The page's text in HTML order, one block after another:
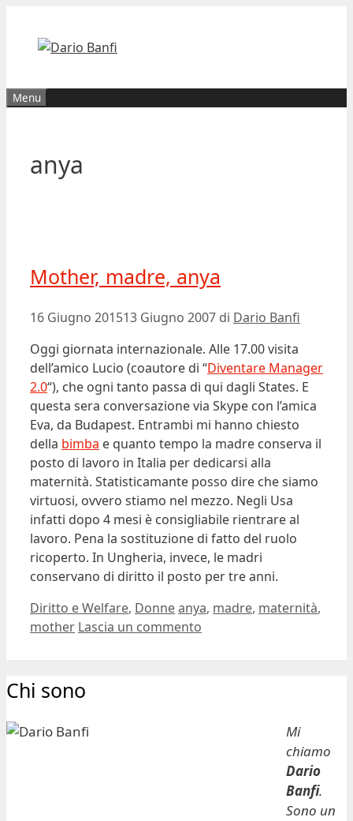
contenuto
Menu
anya
Mother, madre, anya
16 Giugno 201513 Giugno 2007 di Dario Banfi
Oggi giornata internazionale. Alle 17.00 visita
dell’amico Lucio (coautore di “Diventare Manager
2.0“), che ogni tanto passa di qui dagli States. E
questa sera conversazione via Skype con l’amica
Eva, da Budapest. Entrambi mi hanno chiesto
della bimba e quanto tempo la madre conserva il
posto di lavoro in Italia per dedicarsi alla
maternità. Statisticamante posso dire che siamo
virtuosi, ovvero stiamo nel mezzo. Negli Usa
infatti dopo 4 mesi è consigliabile rientrare al
lavoro. Pena la sostituzione di fatto del ruolo
ricoperto. In Ungheria, invece, le madri
conservano di diritto il posto per tre anni.
Categorie
Diritto e Welfare, DonneTag
anya, madre, maternità,
mother Lascia un commento
Chi sono
Mi
chiamo
Dario
Banfi.
Sono un